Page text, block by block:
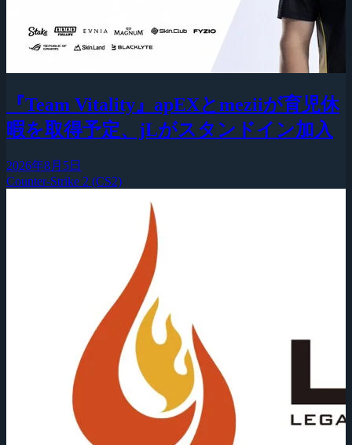
『Team Vitality』apEXとmeziiが育児休
暇を取得予定、jLがスタンドイン加入
2026年8月5日
Counter-Strike 2 (CS2)